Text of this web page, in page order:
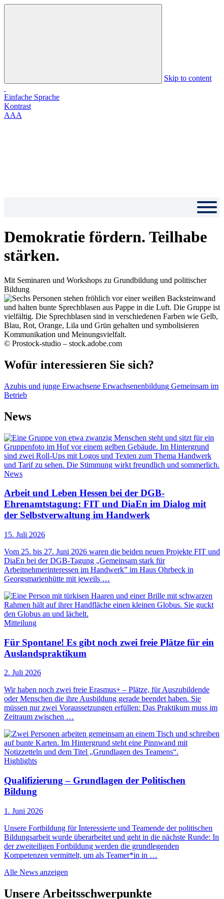
Skip to content
Einfache Sprache
Kontrast
AAA
Demokratie fördern. Teilhabe
stärken.
Mit Seminaren und Workshops zu Grundbildung und politischer
Bildung
© Prostock-studio – stock.adobe.com
Wofür interessieren Sie sich?
Azubis und junge Erwachsene Erwachsenenbildung Gemeinsam im
Betrieb
News
News
Arbeit und Leben Hessen bei der DGB-
Ehrenamtstagung: FIT und DiaEn im Dialog mit
der Selbstverwaltung im Handwerk
15. Juli 2026
Vom 25. bis 27. Juni 2026 waren die beiden neuen Projekte FIT und
DiaEn bei der DGB-Tagung „Gemeinsam stark für
Arbeitnehmerinteressen im Handwerk” im Haus Ohrbeck in
Georgsmarienhütte mit jeweils …
Mitteilung
Für Spontane! Es gibt noch zwei freie Plätze für ein
Auslandspraktikum
2. Juli 2026
Wir haben noch zwei freie Erasmus+ – Plätze, für Auszubildende
oder Menschen die ihre Ausbildung gerade beendet haben. Sie
müssen nur zwei Voraussetzungen erfüllen: Das Praktikum muss im
Zeitraum zwischen …
Highlights
Qualifizierung – Grundlagen der Politischen
Bildung
1. Juni 2026
Unsere Fortbildung für Interessierte und Teamende der politischen
Bildungsarbeit wurde überarbeitet und geht in die nächste Runde: In
der zweiteiligen Fortbildung werden die grundlegenden
Kompetenzen vermittelt, um als Teamer*in in …
Alle News anzeigen
Unsere Arbeitsschwerpunkte